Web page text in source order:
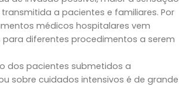
a pacientes e familiares. Por
médicos hospitalares vem
diferentes procedimentos a serem
dos pacientes submetidos a
sobre cuidados intensivos é de grande